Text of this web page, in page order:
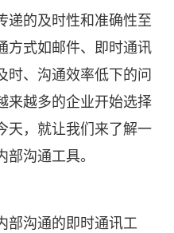
递的及时性和准确性至
方式如邮件、即时通讯
时、沟通效率低下的问
来越多的企业开始选择
天，就让我们来了解一
沟通工具。
部沟通的即时通讯工